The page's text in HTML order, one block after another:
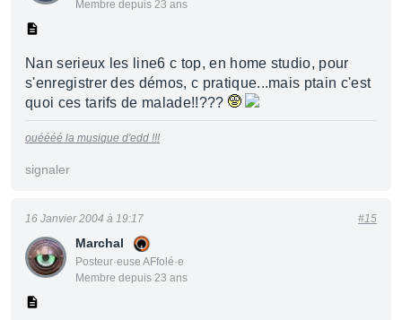
Membre depuis 23 ans
Nan serieux les line6 c top, en home studio, pour
s'enregistrer des démos, c pratique...mais ptain c'est
quoi ces tarifs de malade!!???
ouéééé la musique d'edd !!!
signaler
Marchal
Posteur·euse AFfolé·e
Membre depuis 23 ans
16 Janvier 2004 à 19:17 #15